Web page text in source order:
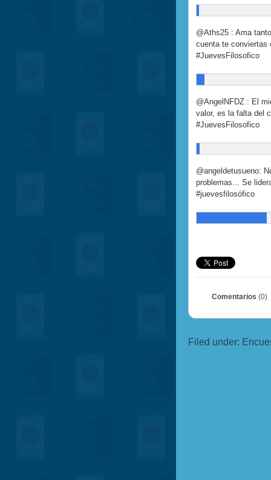
@Aths25 : Ama
cuenta te conviertas
#JuevesFilosofico
@AngelNFDZ : El
valor, es la falta del
#JuevesFilosofico
@angeldetusueno:
problemas... Se
#juevesfilosófico
Comentarios (0)
Filed under: